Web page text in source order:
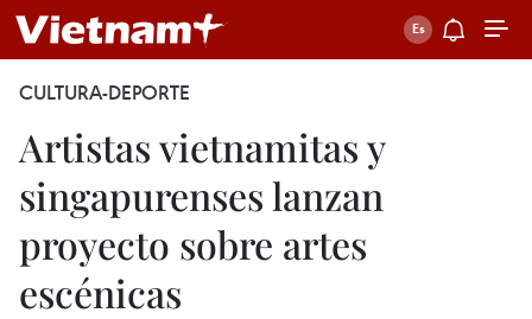
CULTURA-DEPORTE
Artistas vietnamitas y
singapurenses lanzan
proyecto sobre artes
escénicas